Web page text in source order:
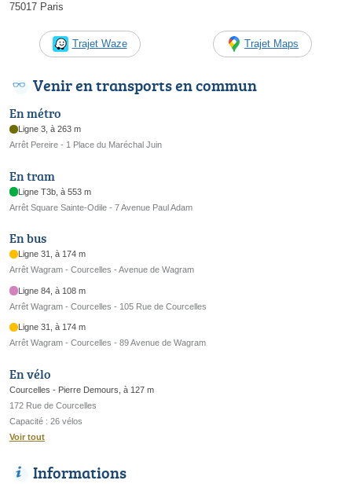
75017 Paris
Trajet Waze Trajet Maps
Venir en transports en commun
En métro
Ligne 3, à 263 m
Arrêt Pereire - 1 Place du Maréchal Juin
En tram
Ligne T3b, à 553 m
Arrêt Square Sainte-Odile - 7 Avenue Paul Adam
En bus
Ligne 31, à 174 m
Arrêt Wagram - Courcelles - Avenue de Wagram
Ligne 84, à 108 m
Arrêt Wagram - Courcelles - 105 Rue de Courcelles
Ligne 31, à 174 m
Arrêt Wagram - Courcelles - 89 Avenue de Wagram
En vélo
Courcelles - Pierre Demours, à 127 m
172 Rue de Courcelles
Capacité : 26 vélos
Voir tout
Informations